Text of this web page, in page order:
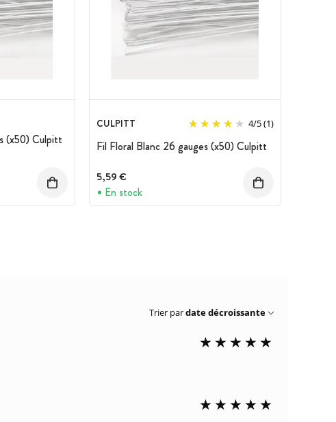
(x50) Culpitt
CULPITT 4/5(1)
Fil Floral Blanc 26 gauges (x50) Culpitt
5,59 €
En stock
Trier pardate décroissante